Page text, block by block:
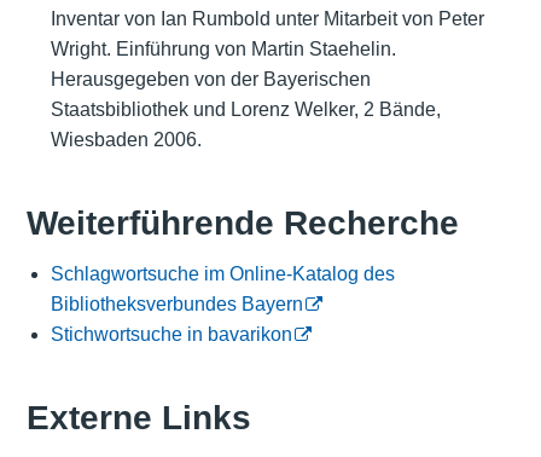
Inventar von Ian Rumbold unter Mitarbeit von Peter
Wright. Einführung von Martin Staehelin.
Herausgegeben von der Bayerischen
Staatsbibliothek und Lorenz Welker, 2 Bände,
Wiesbaden 2006.
Weiterführende Recherche
Schlagwortsuche im Online-Katalog des
Bibliotheksverbundes Bayern
Stichwortsuche in bavarikon
Externe Links